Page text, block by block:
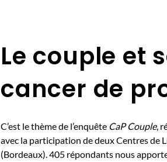
Le couple et
cancer de
C’est le thème de l’enquête CaP Couple,
avec la participation de deux Centres
(Bordeaux). 405 répondants nous